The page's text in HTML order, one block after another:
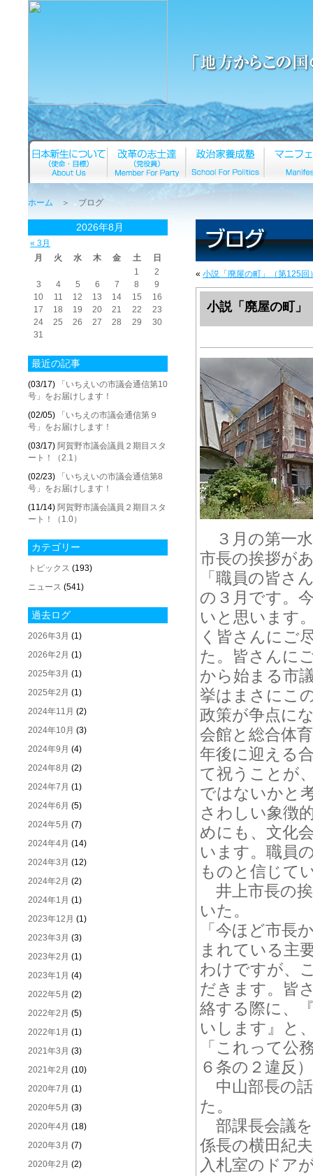
ホーム ＞ ブログ
2026年8月
« 3月
月
火 水 木 金 土
日
1
2
3
4 5 6 7 8
9
10
11 12 13 14 15
16
17
18 19 20 21 22
23
24
25 26 27 28 29
30
31
最近の記事
(03/17)
「いちえいの市議会通信第10
号」をお届けします！
(02/05)
「いちえの市議会通信第９
号」をお届けします！
(03/17) 阿賀野市議会議員２期目スタ
ート！（2.1）
(02/23)
「いちえいの市議会通信第8
号」をお届けします！
(11/14) 阿賀野市議会議員２期目スタ
ート！（1.0）
カテゴリー
トピックス (193)
ニュース (541)
過去ログ
2026年3月 (1)
2026年2月 (1)
2025年3月 (1)
2025年2月 (1)
2024年11月 (2)
2024年10月 (3)
2024年9月 (4)
2024年8月 (2)
2024年7月 (1)
2024年6月 (5)
2024年5月 (7)
2024年4月 (14)
2024年3月 (12)
2024年2月 (2)
2024年1月 (1)
2023年12月 (1)
2023年3月 (3)
2023年2月 (1)
2023年1月 (4)
2022年5月 (2)
2022年2月 (5)
2022年1月 (1)
2021年3月 (3)
2021年2月 (10)
2020年7月 (1)
2020年5月 (3)
2020年4月 (18)
2020年3月 (7)
2020年2月 (2)
« 小説「廃屋の町」（第125回
小説「廃屋の町」
３月の第一
市長の挨拶が
「職員の皆さ
の３月です。
いと思います
く皆さんにご
た。皆さんに
から始まる市
挙はまさにこ
政策が争点に
会館と総合体
年後に迎える
て祝うことが
ではないかと
さわしい象徴
めにも、文化
います。職員
ものと信じ
井上市長の
いた。
「今ほど市長
まれている主
わけですが、
だきます。皆
絡する際に、
いします』と
「これって公
６条の２違反
中山部長の
た。
部課長会議
係長の横田紀
入札室のドア